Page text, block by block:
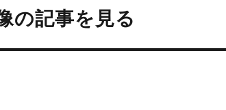
の記事を見る